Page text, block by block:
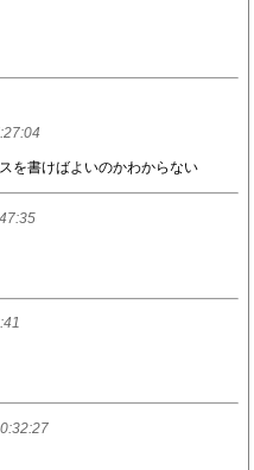
を書けばよいのかわからない